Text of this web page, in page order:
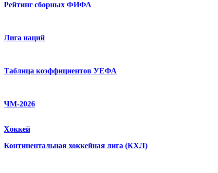
Рейтинг сборных ФИФА
Лига наций
Таблица коэффициентов УЕФА
ЧМ-2026
Хоккей
Континентальная хоккейная лига (КХЛ)